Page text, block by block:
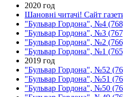
2020 год
Шановні читачі! Сайт
"Бульвар Гордона", №4
"Бульвар Гордона", №3
"Бульвар Гордона", №2
"Бульвар Гордона", №1
2019 год
"Бульвар Гордона", №52
"Бульвар Гордона", №51
"Бульвар Гордона", №50